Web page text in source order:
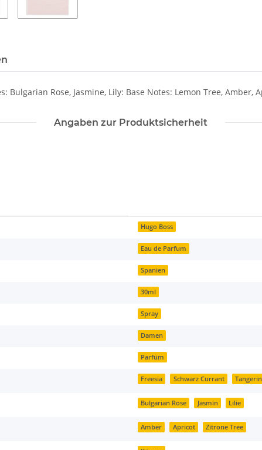
Bulgarian Rose, Jasmine, Lily: Base Notes: Lemon Tree, Amber,
Angaben zur Produktsicherheit
Hugo Boss
Eau de Parfum
Spanien
30ml
Spray
Damen
Parfüm
Freesia Schwarz Currant
Bulgarian Rose Jasmin Lilie
Amber Apricot Zitrone Tree